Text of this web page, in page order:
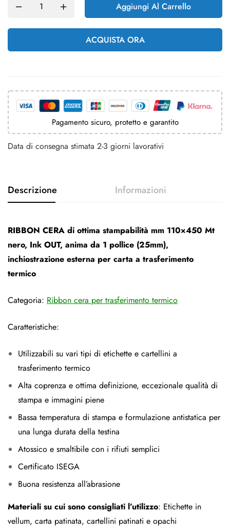
Aggiungi Al Carrello
ACQUISTA ORA
Pagamento sicuro, protetto e garantito
Data di consegna stimata 2-3 giorni lavorativi
RIBBON CERA di ottima stampabilità mm 110×450 Mt
nero, Ink OUT, anima da 1 pollice (25mm),
inchiostrazione esterna per carta a trasferimento
termico
Categoria: Ribbon cera per trasferimento termico
Caratteristiche:
Utilizzabili su vari tipi di etichette e cartellini a
trasferimento termico
Alta coprenza e ottima definizione, eccezionale qualità di
stampa e immagini piene
Bassa temperatura di stampa e formulazione antistatica per
una lunga durata della testina
Atossico e smaltibile con i rifiuti semplici
Certificato ISEGA
Buona resistenza all’abrasione
Materiali su cui sono consigliati l’utilizzo: Etichette in
vellum, carta patinata, cartellini patinati e opachi